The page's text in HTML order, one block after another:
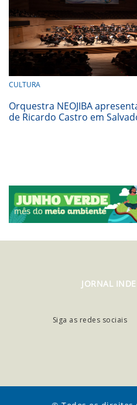
CULTURA
Orquestra NEOJIBA
de Ricardo Castro em
JORNAL
Siga as redes sociais